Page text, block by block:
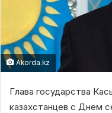
Akorda.kz
Глава государства
казахстанцев с Днем